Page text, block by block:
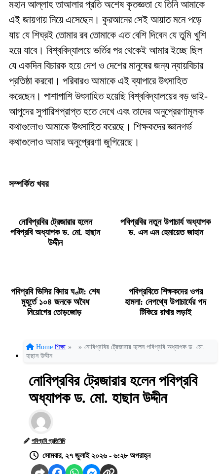
মহান আল্লাহ তাআলার প্রতি অশেষ কৃতজ্ঞতা যে তিনি আমাকে
এই জায়গায় নিয়ে এসেছেন। কুরআনের সেই আয়াত মনে পড়ে
যায় যে শিঘ্রই তোমার রব তোমাকে এত বেশি দিবেন যে তুমি খুশি
হয়ে যাবে। বিশ্ববিদ্যালয়ে ভর্তির পর থেকেই আমার ইচ্ছে ছিল
যে একদিন বিচারক হয়ে দেশ ও দেশের মানুষের জন্য ন্যায়বিচার
প্রতিষ্ঠা করবো। পরিবারও আমাকে এই ব্যাপারে উৎসাহিত
করেছেন। পাশাপাশি উৎসাহিত হয়েছি বিশ্ববিদ্যালয়ের বড় ভাই-
আপুদের সুপারিশপ্রাপ্ত হতে দেখে এবং তাদের অনুপ্রেরণামূলক
কথাগুলোও আমাকে উৎসাহিত করেছে। শিক্ষকদের জ্ঞানগর্ভ
কথাগুলোও আমার অনুপ্রেরণা জুগিয়েছে।
সম্পর্কিত খবর
নোবিপ্রবির ট্রেজারার হলেন
পবিপ্রবি অধ্যাপক ড. মো. হাছান
উদ্দীন
পবিপ্রবির নতুন উপাচার্য অধ্যাপক
ড. এস এম হেমায়েত জাহান
পবিপ্রবি ভিসির বিদায় ঘণ্টা: শেষ
মুহূর্তে ১০৪ জনকে অবৈধ
নিয়োগের তোড়জোড়
পবিপ্রবিতে শিক্ষকদের ওপর
হামলা: নেপথ্যে উপাচার্যের পদ
টিকিয়ে রাখার লড়াই
Home শিক্ষা » » নোবিপ্রবির ট্রেজারার হলেন পবিপ্রবি অধ্যাপক ড. মো.
হাছান উদ্দীন
নোবিপ্রবির ট্রেজারার হলেন পবিপ্রবি
অধ্যাপক ড. মো. হাছান উদ্দীন
পবিপ্রবি প্রতিনিধি
সোমবার, ২৭ জুলাই ২০২৬ - ৬:২৮ অপরাহ্ন